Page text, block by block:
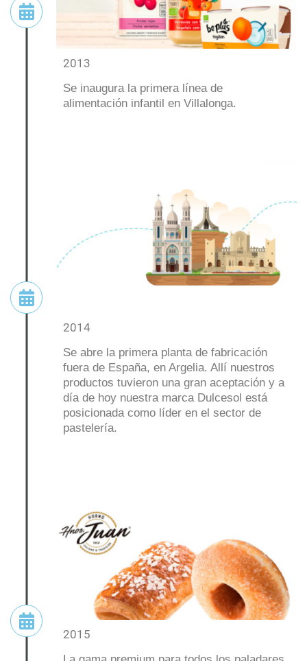
2013
Se inaugura la primera línea de
alimentación infantil en Villalonga.
2014
Se abre la primera planta de fabricación
fuera de España, en Argelia. Allí nuestros
productos tuvieron una gran aceptación y a
día de hoy nuestra marca Dulcesol está
posicionada como líder en el sector de
pastelería.
2015